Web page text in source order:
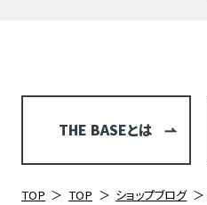
THE BASEとは
TOP TOP ショップブログ